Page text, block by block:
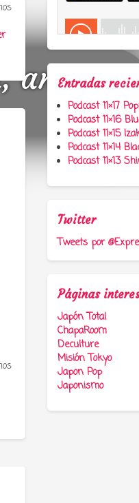
anime y
Entradas
Podcast 11×17
Podcast 11×16
Podcast 11×15
Podcast 11×14
Podcast 11×13
Twitter
Tweets por
Páginas
Japón Total
ChapaRoom
Deculture
Misión Tokyo
Japon Pop
Japonismo